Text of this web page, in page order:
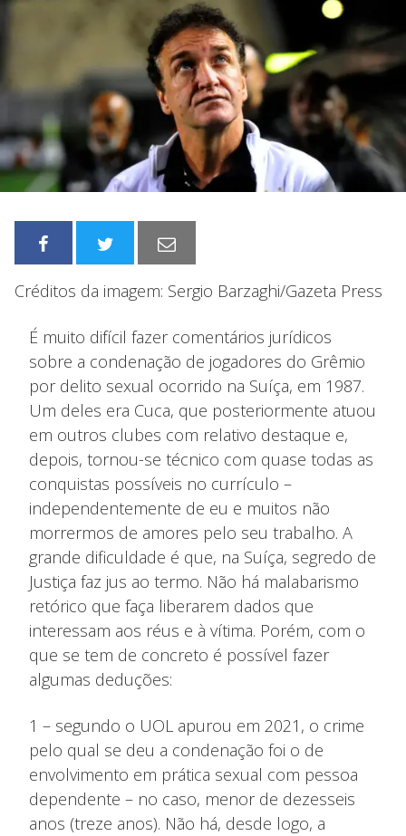
Créditos da imagem: Sergio Barzaghi/Gazeta Press
É muito difícil fazer comentários jurídicos
sobre a condenação de jogadores do Grêmio
por delito sexual ocorrido na Suíça, em 1987.
Um deles era Cuca, que posteriormente atuou
em outros clubes com relativo destaque e,
depois, tornou-se técnico com quase todas as
conquistas possíveis no currículo –
independentemente de eu e muitos não
morrermos de amores pelo seu trabalho. A
grande dificuldade é que, na Suíça, segredo de
Justiça faz jus ao termo. Não há malabarismo
retórico que faça liberarem dados que
interessam aos réus e à vítima. Porém, com o
que se tem de concreto é possível fazer
algumas deduções:
1 – segundo o UOL apurou em 2021, o crime
pelo qual se deu a condenação foi o de
envolvimento em prática sexual com pessoa
dependente – no caso, menor de dezesseis
anos (treze anos). Não há, desde logo, a